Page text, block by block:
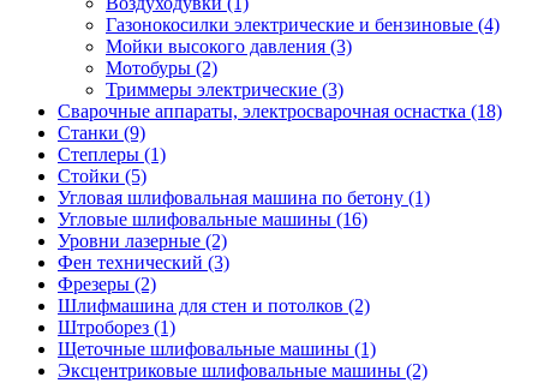
Газонокосилки электрические и бензиновые (4)
Мойки высокого давления (3)
Мотобуры (2)
Триммеры электрические (3)
Сварочные аппараты, электросварочная оснастка (18)
Станки (9)
Степлеры (1)
Стойки (5)
Угловая шлифовальная машина по бетону (1)
Угловые шлифовальные машины (16)
Уровни лазерные (2)
Фен технический (3)
Фрезеры (2)
Шлифмашина для стен и потолков (2)
Штроборез (1)
Щеточные шлифовальные машины (1)
Эксцентриковые шлифовальные машины (2)